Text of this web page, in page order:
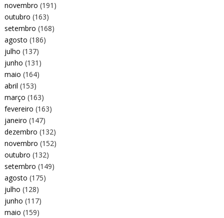
novembro (191)
outubro (163)
setembro (168)
agosto (186)
julho (137)
junho (131)
maio (164)
abril (153)
março (163)
fevereiro (163)
janeiro (147)
dezembro (132)
novembro (152)
outubro (132)
setembro (149)
agosto (175)
julho (128)
junho (117)
maio (159)